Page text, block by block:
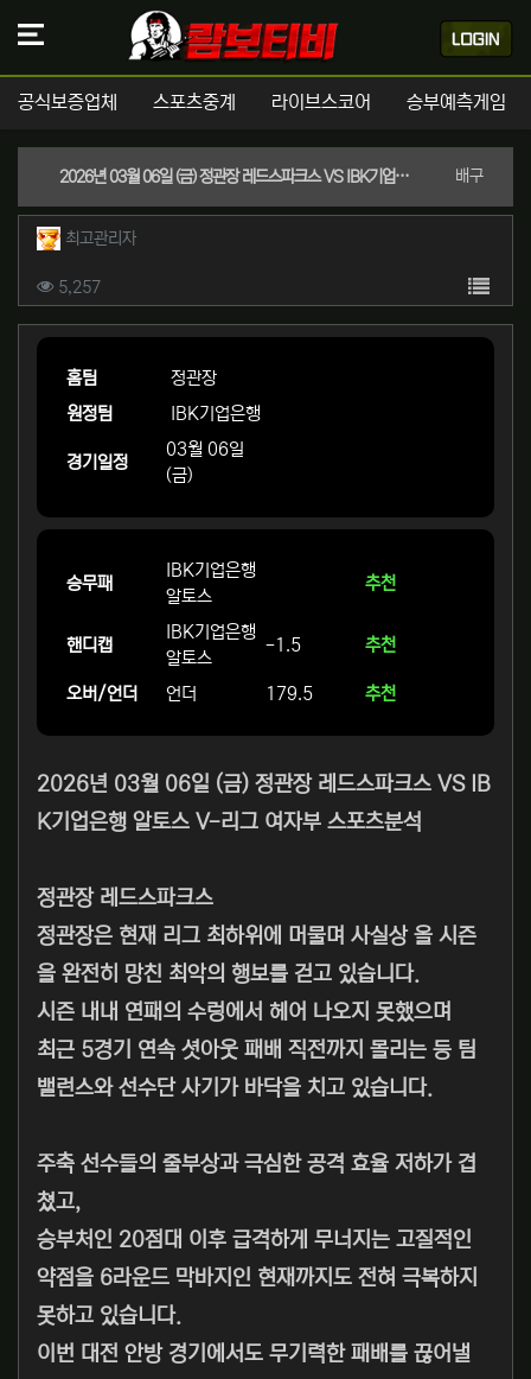
공식보증업체 스포츠중계 라이브스코어 승부예측게임
2026년 03월 06일 (금) 정관장 레드스파크스 VS IBK기업은행 알토스 V-리그 여자부 스포츠분석 배구분류
작성자 정보
최고관리자작성
컨텐츠 정보
5,257조회 목록
본문
홈팀
정관장
원정팀
IBK기업은행
경기일정
03월 06일
(금)
승무패
IBK기업은행
알토스
추천
핸디캡
IBK기업은행
알토스
-1.5 추천
오버/언더 언더 179.5 추천
2026년 03월 06일 (금) 정관장 레드스파크스 VS IB
K기업은행 알토스 V-리그 여자부 스포츠분석
정관장 레드스파크스
정관장은 현재 리그 최하위에 머물며 사실상 올 시즌
을 완전히 망친 최악의 행보를 걷고 있습니다.
시즌 내내 연패의 수렁에서 헤어 나오지 못했으며
최근 5경기 연속 셧아웃 패배 직전까지 몰리는 등 팀
밸런스와 선수단 사기가 바닥을 치고 있습니다.
주축 선수들의 줄부상과 극심한 공격 효율 저하가 겹
쳤고,
승부처인 20점대 이후 급격하게 무너지는 고질적인
약점을 6라운드 막바지인 현재까지도 전혀 극복하지
못하고 있습니다.
이번 대전 안방 경기에서도 무기력한 패배를 끊어낼